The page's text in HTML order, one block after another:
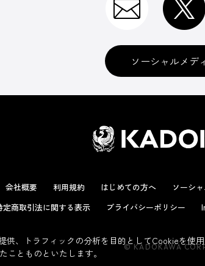
ソーシャルメデ
会社概要 利用規約 はじめての方へ ソーシ
定商取引法に関する表示
プライバシーポリシー
© KADOKAWA
、トラフィックの分析を目的としてCookieを使用
とものといたします。